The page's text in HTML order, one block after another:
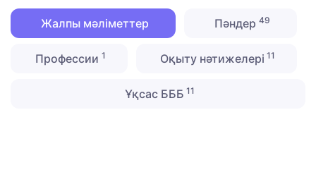
Жалпы мәліметтер Пәндер 49
Профессии 1 Оқыту нәтижелері 11
Ұқсас БББ 11